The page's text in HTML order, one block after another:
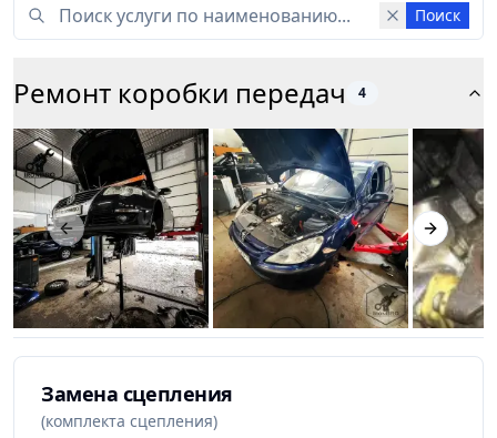
Поиск
Ремонт коробки передач 4
Previous slide Next
Замена сцепления
(комплекта сцепления)